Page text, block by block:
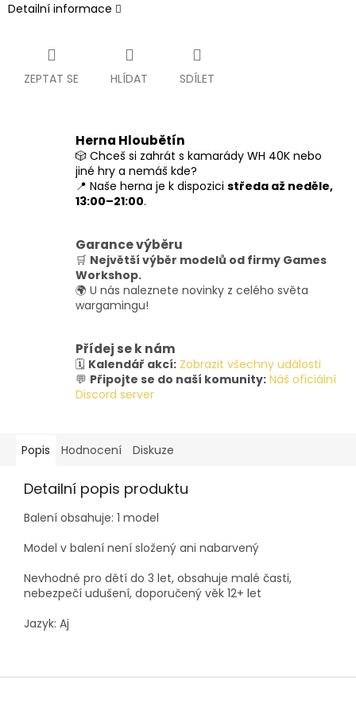
Detailní informace
ZEPTAT SE HLÍDAT SDÍLET
Herna Hloubětín
🎲 Chceš si zahrát s kamarády WH 40K nebo
jiné hry a nemáš kde?
📍 Naše herna je k dispozici středa až neděle,
13:00–21:00.
Garance výběru
🛒 Největší výběr modelů od firmy Games
Workshop.
🌍 U nás naleznete novinky z celého světa
wargamingu!
Přídej se k nám
🗓️ Kalendář akcí: Zobrazit všechny události
💬 Připojte se do naší komunity: Náš oficiální
Discord server
Popis Hodnocení Diskuze
Detailní popis produktu
Balení obsahuje: 1 model
Model v balení není složený ani nabarvený
Nevhodné pro dětí do 3 let, obsahuje malé časti,
nebezpečí udušení, doporučený věk 12+ let
Jazyk: Aj
Z